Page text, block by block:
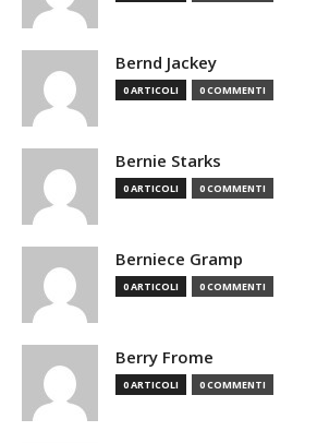
Bernd Jackey
0 ARTICOLI 0 COMMENTI
Bernie Starks
0 ARTICOLI 0 COMMENTI
Berniece Gramp
0 ARTICOLI 0 COMMENTI
Berry Frome
0 ARTICOLI 0 COMMENTI